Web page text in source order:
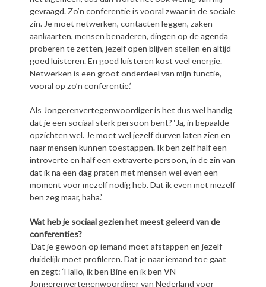
gevraagd. Zo’n conferentie is vooral zwaar in de sociale
zin. Je moet netwerken, contacten leggen, zaken
aankaarten, mensen benaderen, dingen op de agenda
proberen te zetten, jezelf open blijven stellen en altijd
goed luisteren. En goed luisteren kost veel energie.
Netwerken is een groot onderdeel van mijn functie,
vooral op zo’n conferentie.’
Als Jongerenvertegenwoordiger is het dus wel handig
dat je een sociaal sterk persoon bent? ‘Ja, in bepaalde
opzichten wel. Je moet wel jezelf durven laten zien en
naar mensen kunnen toestappen. Ik ben zelf half een
introverte en half een extraverte persoon, in de zin van
dat ik na een dag praten met mensen wel even een
moment voor mezelf nodig heb. Dat ik even met mezelf
ben zeg maar, haha.’
Wat heb je sociaal gezien het meest geleerd van de
conferenties?
‘Dat je gewoon op iemand moet afstappen en jezelf
duidelijk moet profileren. Dat je naar iemand toe gaat
en zegt: ‘Hallo, ik ben Bine en ik ben VN
Jongerenvertegenwoordiger van Nederland voor